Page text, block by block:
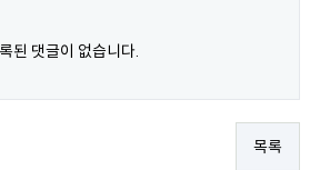
된 댓글이 없습니다.
목록